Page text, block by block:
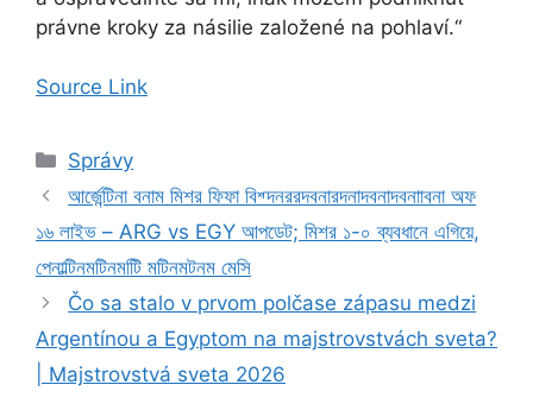
právne kroky za násilie založené na pohlaví.“
Source Link
Kategórie
Správy
আর্জেন্টিনা বনাম মিশর ফিফা বিশ্দনররদবনারদনাদবনাদবনাাবনা অফ
১৬ লাইভ – ARG vs EGY আপডেট; মিশর ১-০ ব্যবধানে এগিয়ে,
পেনাল্টিনমটিনমটিি মটিনমটনম মেসি
Čo sa stalo v prvom polčase zápasu medzi
Argentínou a Egyptom na majstrovstvách sveta?
| Majstrovstvá sveta 2026